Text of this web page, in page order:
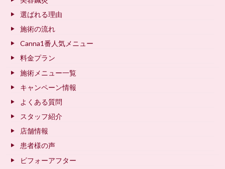
選ばれる理由
施術の流れ
Canna1番人気メニュー
料金プラン
施術メニュー一覧
キャンペーン情報
よくある質問
スタッフ紹介
店舗情報
患者様の声
ビフォーアフター